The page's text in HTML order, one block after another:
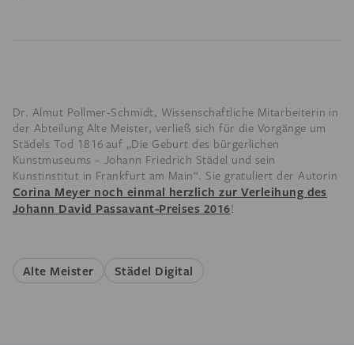
Dr. Almut Pollmer-Schmidt, Wissenschaftliche Mitarbeiterin in
der Abteilung Alte Meister, verließ sich für die Vorgänge um
Städels Tod 1816 auf „Die Geburt des bürgerlichen
Kunstmuseums – Johann Friedrich Städel und sein
Kunstinstitut in Frankfurt am Main“. Sie gratuliert der Autorin
Corina Meyer noch einmal herzlich zur Verleihung des
Johann David Passavant-Preises 2016!
Alte Meister Städel Digital